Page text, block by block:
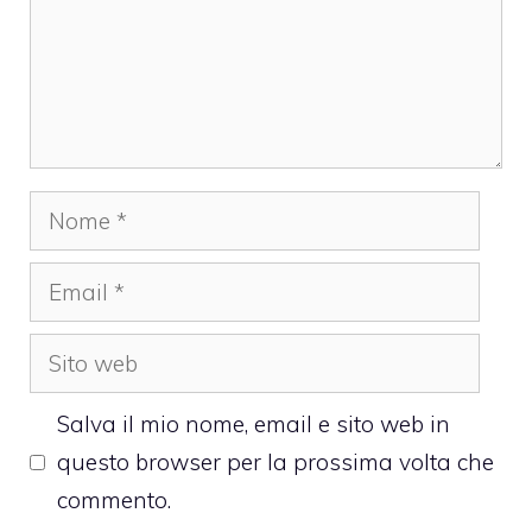
Nome
Email
Sito
web
Salva il mio nome, email e sito web in
questo browser per la prossima volta che
commento.